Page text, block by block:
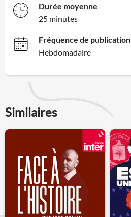
Durée moyenne
25 minutes
Fréquence de publication
Hebdomadaire
Similaires